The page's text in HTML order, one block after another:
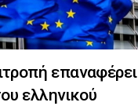
επαναφέρει
ελληνικού